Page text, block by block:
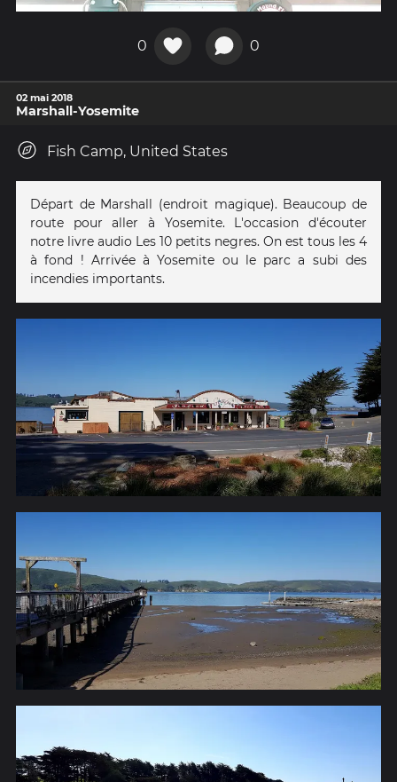
0 0
02 mai 2018
Marshall-Yosemite
Fish Camp, United States
Départ de Marshall (endroit magique). Beaucoup de
route pour aller à Yosemite. L'occasion d'écouter
notre livre audio Les 10 petits negres. On est tous les 4
à fond ! Arrivée à Yosemite ou le parc a subi des
incendies importants.